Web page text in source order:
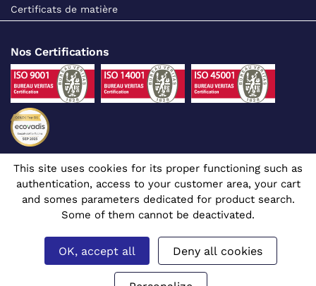
Certificats de matière
Nos Certifications
Suivez-nous sur les réseaux sociaux
Site dédié aux professionnels
© 1980 - 2026 CGR - Tous droits réservés
Prix affichés en euros et hors TVA.
This site uses cookies for its proper functioning such as
authentication, access to your customer area, your cart
and somes parameters dedicated for product search.
Some of them cannot be deactivated.
OK, accept all Deny all cookies